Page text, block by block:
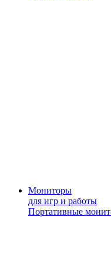
Мониторы
для игр и работы
Портативные